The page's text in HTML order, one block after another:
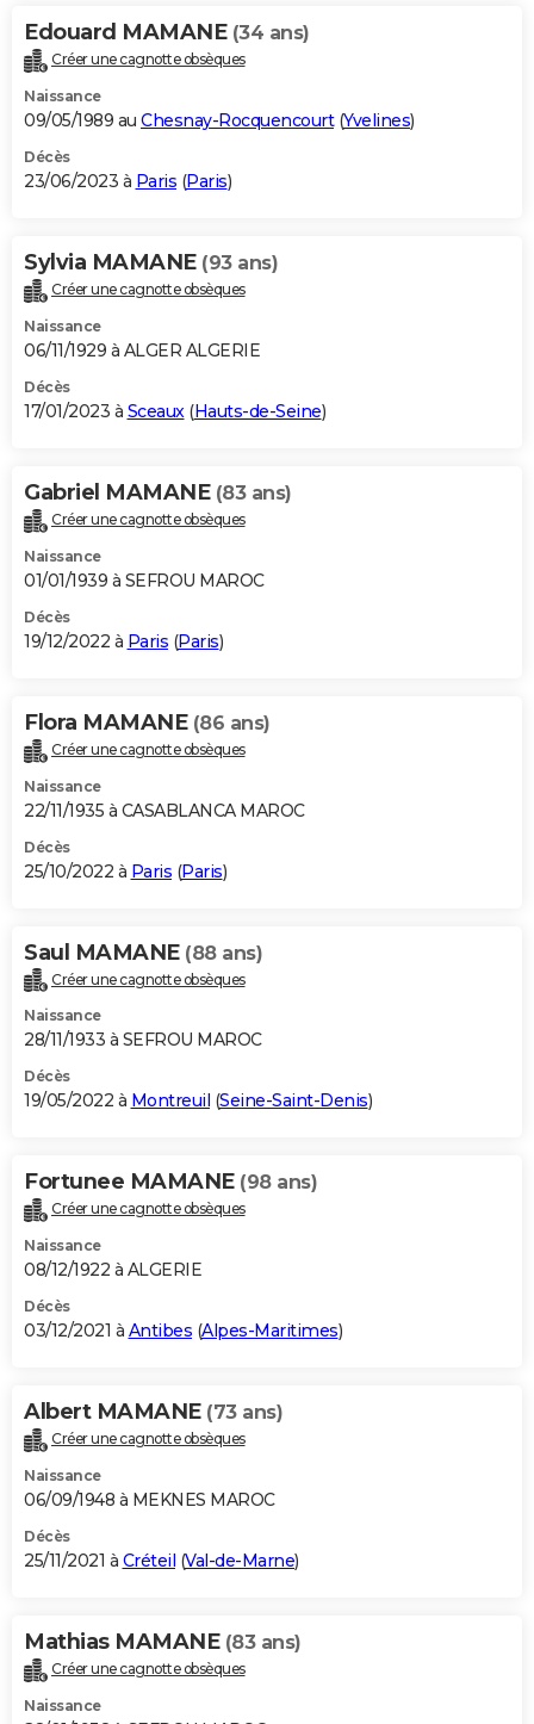
Edouard MAMANE (34 ans)
Créer une cagnotte obsèques
Naissance
09/05/1989 au Chesnay-Rocquencourt(Yvelines)
Décès
23/06/2023 à Paris (Paris)
Sylvia MAMANE (93 ans)
Créer une cagnotte obsèques
Naissance
06/11/1929 à ALGER ALGERIE
Décès
17/01/2023 à Sceaux(Hauts-de-Seine)
Gabriel MAMANE (83 ans)
Créer une cagnotte obsèques
Naissance
01/01/1939 à SEFROU MAROC
Décès
19/12/2022 à Paris (Paris)
Flora MAMANE (86 ans)
Créer une cagnotte obsèques
Naissance
22/11/1935 à CASABLANCA MAROC
Décès
25/10/2022 à Paris (Paris)
Saul MAMANE (88 ans)
Créer une cagnotte obsèques
Naissance
28/11/1933 à SEFROU MAROC
Décès
19/05/2022 à Montreuil (Seine-Saint-Denis)
Fortunee MAMANE (98 ans)
Créer une cagnotte obsèques
Naissance
08/12/1922 à ALGERIE
Décès
03/12/2021 à Antibes (Alpes-Maritimes)
Albert MAMANE (73 ans)
Créer une cagnotte obsèques
Naissance
06/09/1948 à MEKNES MAROC
Décès
25/11/2021 à Créteil (Val-de-Marne)
Mathias MAMANE (83 ans)
Créer une cagnotte obsèques
Naissance